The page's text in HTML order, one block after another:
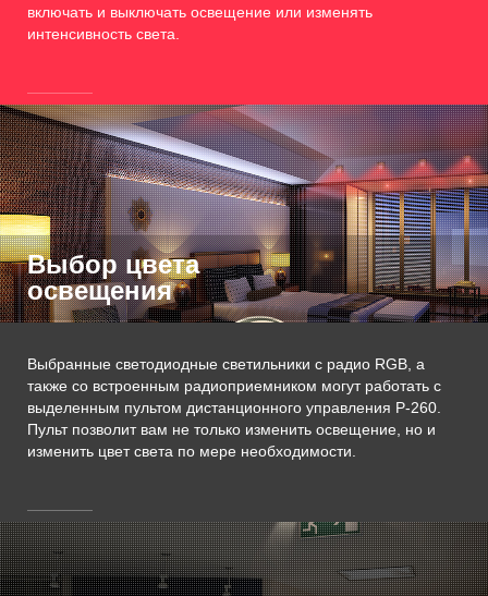
включать и выключать освещение или изменять
интенсивность света.
Выбор цвета
освещения
Выбранные светодиодные светильники с радио RGB, а
также со встроенным радиоприемником могут работать с
выделенным пультом дистанционного управления P-260.
Пульт позволит вам не только изменить освещение, но и
изменить цвет света по мере необходимости.